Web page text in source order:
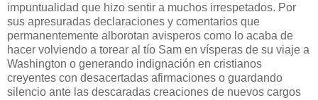
impuntualidad que hizo sentir a muchos irrespetados. Por
sus apresuradas declaraciones y comentarios que
permanentemente alborotan avisperos como lo acaba de
hacer volviendo a torear al tío Sam en vísperas de su viaje a
Washington o generando indignación en cristianos
creyentes con desacertadas afirmaciones o guardando
silencio ante las descaradas creaciones de nuevos cargos